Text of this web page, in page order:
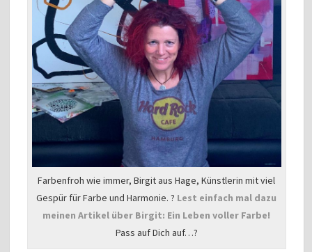
Farbenfroh wie immer, Birgit aus Hage, Künstlerin mit viel
Gespür für Farbe und Harmonie. ? Lest einfach mal dazu
meinen Artikel über Birgit: Ein Leben voller Farbe!
Pass auf Dich auf…?